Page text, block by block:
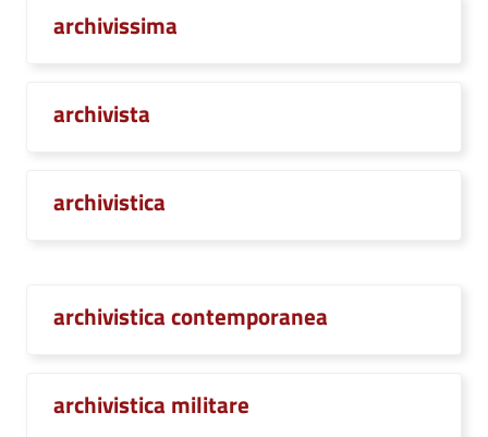
archivissima
archivista
archivistica
archivistica contemporanea
archivistica militare